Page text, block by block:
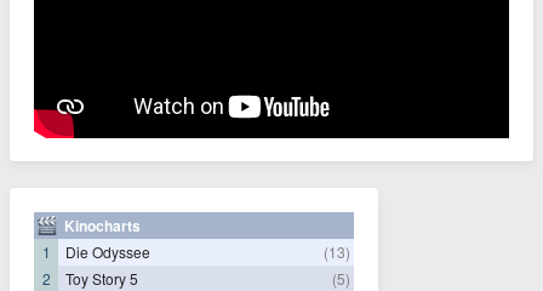
Kinocharts
1 Die Odyssee
(13)
2
Toy Story 5
(5)